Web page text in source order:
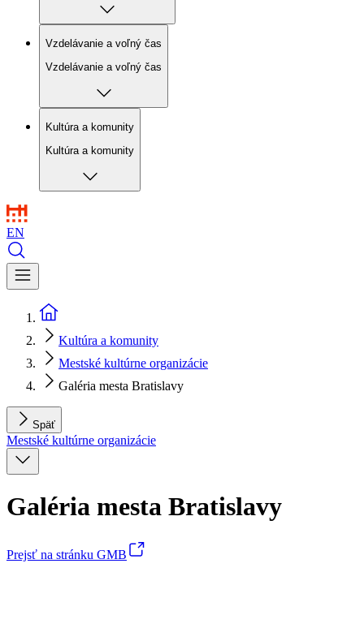
Vzdelávanie a voľný čas
Vzdelávanie a voľný čas
Kultúra a komunity
Kultúra a komunity
EN
Kultúra a komunity
Mestské kultúrne organizácie
Galéria mesta Bratislavy
Späť
Mestské kultúrne organizácie
Galéria mesta Bratislavy
Prejsť na stránku GMB